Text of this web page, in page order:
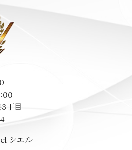
丁目
シエル